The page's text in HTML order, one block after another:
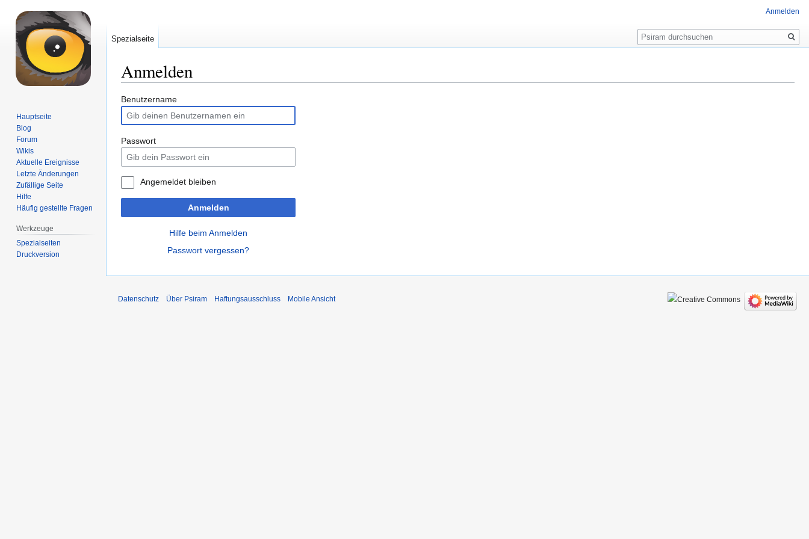
Anmelden
Zur
Navigation
springen
Zur
Suche
springen
Benutzername
Passwort
Angemeldet bleiben
Anmelden
Hilfe beim Anmelden
Passwort vergessen?
Anmelden
Spezialseite
Suche
Hauptseite
Blog
Forum
Wikis
Aktuelle Ereignisse
Letzte Änderungen
Zufällige Seite
Hilfe
Häufig gestellte Fragen
Werkzeuge
Spezialseiten
Druckversion
Datenschutz Über Psiram Haftungsausschluss Mobile Ansicht